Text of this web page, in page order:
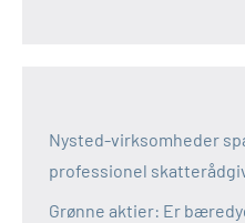
Nysted-virksomheder
professionel
Grønne aktier: Er